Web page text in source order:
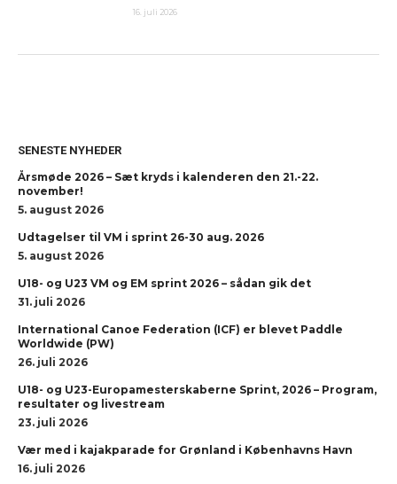
16. juli 2026
SENESTE NYHEDER
Årsmøde 2026 – Sæt kryds i kalenderen den 21.-22.
november!
5. august 2026
Udtagelser til VM i sprint 26-30 aug. 2026
5. august 2026
U18- og U23 VM og EM sprint 2026 – sådan gik det
31. juli 2026
International Canoe Federation (ICF) er blevet Paddle
Worldwide (PW)
26. juli 2026
U18- og U23-Europamesterskaberne Sprint, 2026 – Program,
resultater og livestream
23. juli 2026
Vær med i kajakparade for Grønland i Københavns Havn
16. juli 2026